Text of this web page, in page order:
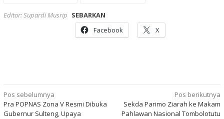
Editor: Supardi Musrip SEBARKAN
Facebook
X
Navigasi
pos
Pos sebelumnya
Pra POPNAS Zona V Resmi Dibuka
Gubernur Sulteng, Upaya
Pos berikutnya
Sekda Parimo Ziarah ke Makam
Pahlawan Nasional Tombolotutu